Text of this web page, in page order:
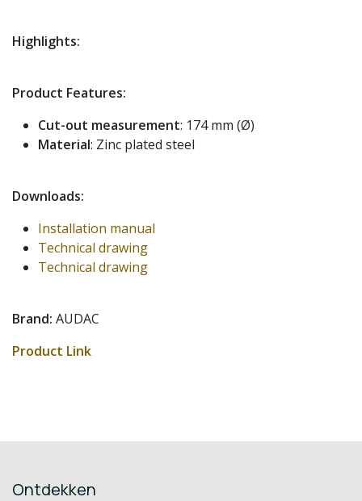
Highlights:
Product Features:
Cut-out measurement: 174 mm (Ø)
Material: Zinc plated steel
Downloads:
Installation manual
Technical drawing
Technical drawing
Brand: AUDAC
Product Link
Ontdekken